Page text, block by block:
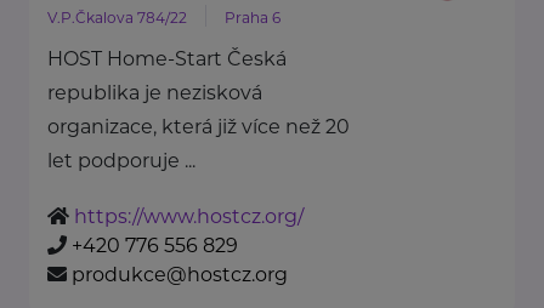
V.P.Čkalova 784/22 Praha 6
HOST Home-Start Česká
republika je nezisková
organizace, která již více než 20
let podporuje ...
https://www.hostcz.org/
+420 776 556 829
produkce@hostcz.org